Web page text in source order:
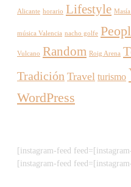
Alicante horario Lifestyle
música Valencia nacho golfe
Vulcano Random Roig Arena
Tradición Travel turismo
WordPress
[instagram-feed
[instagram-feed